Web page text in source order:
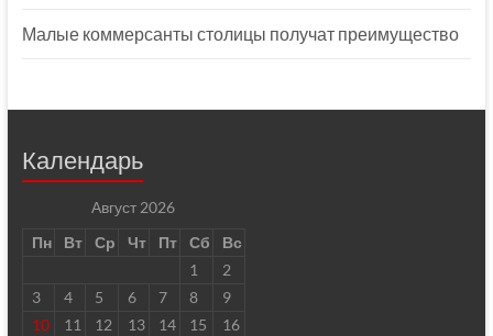
Малые коммерсанты столицы получат преимущество
Календарь
Август 2026
Пн
Вт Ср Чт Пт Сб
Вс
1
2
3
4 5 6 7 8
9
10
11 12 13 14 15
16